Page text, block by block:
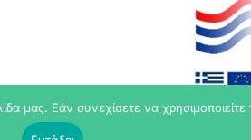
μας. Εάν συνεχίσετε να